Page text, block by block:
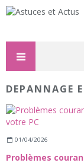
DEPANNAGE
01/04/2026